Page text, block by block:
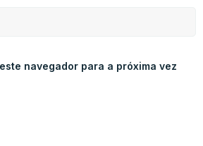
navegador para a próxima vez